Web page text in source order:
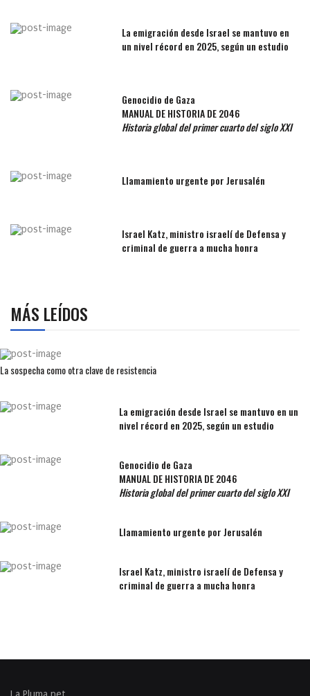
La emigración desde Israel se mantuvo en
un nivel récord en 2025, según un estudio
Genocidio de Gaza
MANUAL DE HISTORIA DE 2046
Historia global del primer cuarto del siglo XXI
Llamamiento urgente por Jerusalén
Israel Katz, ministro israelí de Defensa y
criminal de guerra a mucha honra
MÁS LEÍDOS
La sospecha como otra clave de resistencia
La emigración desde Israel se mantuvo en un
nivel récord en 2025, según un estudio
Genocidio de Gaza
MANUAL DE HISTORIA DE 2046
Historia global del primer cuarto del siglo XXI
Llamamiento urgente por Jerusalén
Israel Katz, ministro israelí de Defensa y
criminal de guerra a mucha honra